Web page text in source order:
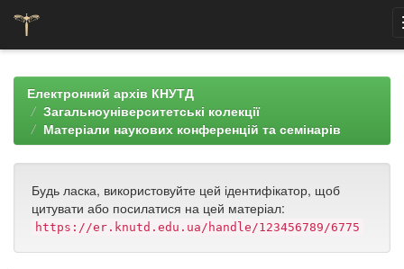
navigationЕлектронний архів КНУТД
Загальноуніверситетські колекції
Матеріали наукових конференцій та семінарів
Будь ласка, використовуйте цей ідентифікатор, щоб
цитувати або посилатися на цей матеріал:
https://er.knutd.edu.ua/handle/123456789/6775